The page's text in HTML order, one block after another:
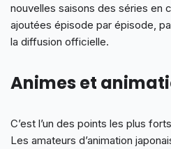
nouvelles saisons des séries en
ajoutées épisode par épisode,
la diffusion officielle.
Animes et
C’est l’un des points les plus
Les amateurs d’animation